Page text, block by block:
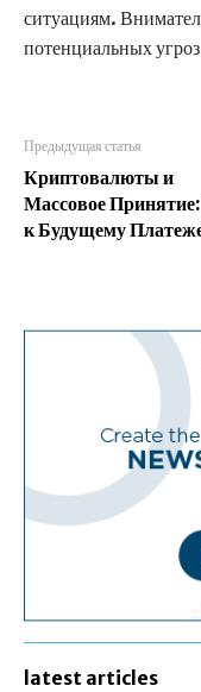
ситуациям.
потенциальных
Предыдущая статья
Криптовалюты и
Массовое
к Будущему
latest articles